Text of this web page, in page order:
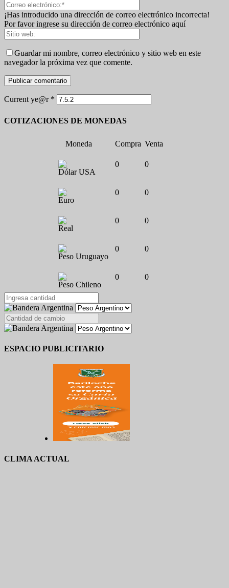
¡Has introducido una dirección de correo electrónico incorrecta!
Por favor ingrese su dirección de correo electrónico aquí
Guardar mi nombre, correo electrónico y sitio web en este
navegador la próxima vez que comente.
Current ye@r *
COTIZACIONES DE MONEDAS
Moneda Compra Venta
Dólar USA
0 0
Euro
0 0
Real
0 0
Peso Uruguayo
0 0
Peso Chileno
0 0
ESPACIO PUBLICITARIO
CLIMA ACTUAL